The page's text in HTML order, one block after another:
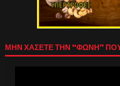
ΜΗΝ ΧΑΣΕΤΕ ΤΗΝ “ΦΩΝΗ”